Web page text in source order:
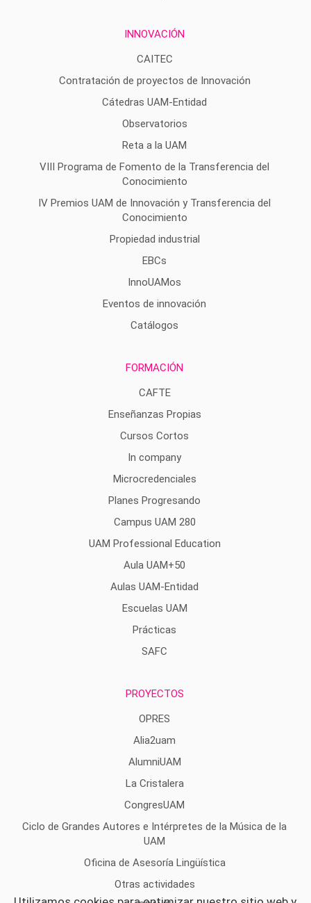
INNOVACIÓN
CAITEC
Contratación de proyectos de Innovación
Cátedras UAM-Entidad
Observatorios
Reta a la UAM
VIII Programa de Fomento de la Transferencia del
Conocimiento
IV Premios UAM de Innovación y Transferencia del
Conocimiento
Propiedad industrial
EBCs
InnoUAMos
Eventos de innovación
Catálogos
FORMACIÓN
CAFTE
Enseñanzas Propias
Cursos Cortos
In company
Microcredenciales
Planes Progresando
Campus UAM 280
UAM Professional Education
Aula UAM+50
Aulas UAM-Entidad
Escuelas UAM
Prácticas
SAFC
PROYECTOS
OPRES
Alia2uam
AlumniUAM
La Cristalera
CongresUAM
Ciclo de Grandes Autores e Intérpretes de la Música de la
UAM
Oficina de Asesoría Lingüística
Otras actividades